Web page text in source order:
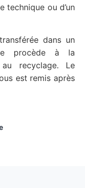
technique ou d’un
dans un
procède à la
recyclage. Le
est remis après